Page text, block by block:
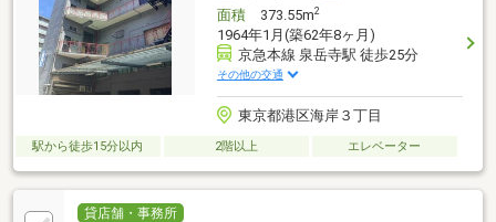
面積373.55m2
1964年1月(築62年8ヶ月)
京急本線 泉岳寺駅 徒歩25分
その他の交通
東京都港区海岸３丁目
駅から徒歩15分以内 2階以上 エレベーター
貸店舗・事務所